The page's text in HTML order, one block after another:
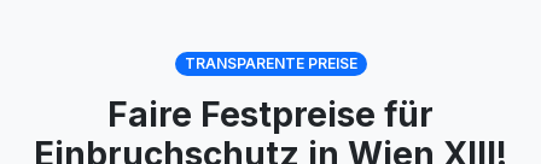
TRANSPARENTE PREISE
Faire Festpreise für
Einbruchschutz in Wien XIII!